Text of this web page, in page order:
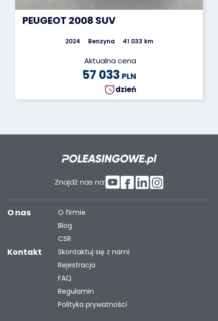
PEUGEOT 2008 SUV
2024 Benzyna 41 033 km
Aktualna cena
57 033 PLN
dzień
Znajdź nas na:
O nas
O firmie
Blog
CSR
Kontakt
Skontaktuj się z nami
Rejestracja
FAQ
Regulamin
Polityka prywatności